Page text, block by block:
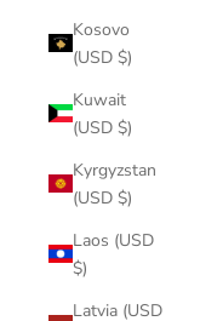
Kosovo
(USD $)
Kuwait
(USD $)
Kyrgyzstan
(USD $)
Laos (USD
$)
Latvia (USD